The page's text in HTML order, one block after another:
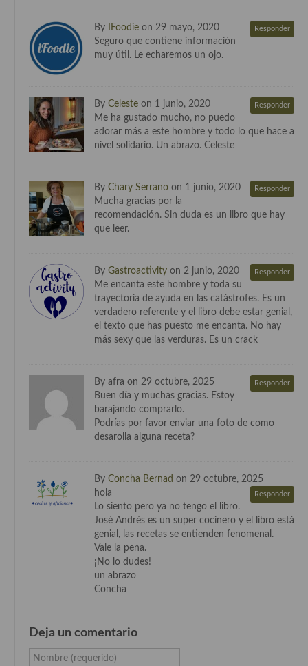
Cocina Balear
Cocina Canaria
Cocina Castilla – La Mancha
Cocina Catalana
Cocina Gallega
Cocina Madrileña
Cocina Navarra
Cocina Riojana
Cocina Valenciana
Cocina Europea
Cocina Alemana
Cocina Belga
Cocina Britanica
Cocina de la Republica Checa
By IFoodie on 29 mayo, 2020 Responder
Seguro que contiene información
muy útil. Le echaremos un ojo.
By Celeste on 1 junio, 2020 Responder
Me ha gustado mucho, no puedo
adorar más a este hombre y todo lo que hace a
nivel solidario. Un abrazo. Celeste
By Chary Serrano on 1 junio, 2020 Responder
Mucha gracias por la
recomendación. Sin duda es un libro que hay
que leer.
By Gastroactivity on 2 junio, 2020 Responder
Me encanta este hombre y toda su
trayectoria de ayuda en las catástrofes. Es un
verdadero referente y el libro debe estar genial,
el texto que has puesto me encanta. No hay
más sexy que las verduras. Es un crack
By afra on 29 octubre, 2025 Responder
Buen día y muchas gracias. Estoy
barajando comprarlo.
Podrías por favor enviar una foto de como
desarolla alguna receta?
By Concha Bernad on 29 octubre, 2025
Responder
hola
Lo siento pero ya no tengo el libro.
José Andrés es un super cocinero y el libro está
genial, las recetas se entienden fenomenal.
Vale la pena.
¡No lo dudes!
un abrazo
Concha
Deja un comentario
Nombre (requerido)